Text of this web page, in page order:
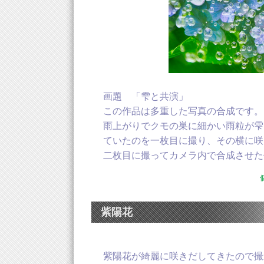
画題 「雫と共演」
この作品は多重した写真の合成です。
雨上がりでクモの巣に細かい雨粒が
ていたのを一枚目に撮り、その横に
二枚目に撮ってカメラ内で合成させ
紫陽花
紫陽花が綺麗に咲きだしてきたので